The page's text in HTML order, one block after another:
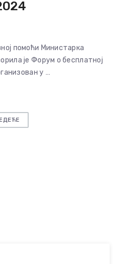
помоћи Министарка
је Форум о бесплатној
у …